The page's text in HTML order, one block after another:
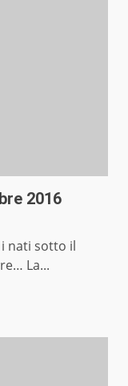
2016
nati sotto il
La...